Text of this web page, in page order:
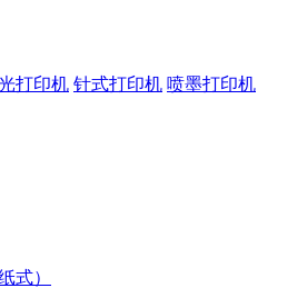
打印机 针式打印机 喷墨打印机
式）